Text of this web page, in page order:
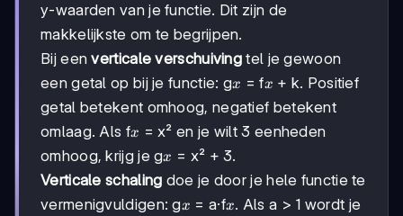
y-waarden van je functie. Dit zijn de
makkelijkste om te begrijpen.
Bij eenverticale verschuiving tel je gewoon
een getal op bij je functie: gx
x = fx
x + k. Positief
getal betekent omhoog, negatief betekent
omlaag. Als fx
x = x² en je wilt 3 eenheden
omhoog, krijg je gx
x = x² + 3.
Verticale schaling doe je door je hele functie te
vermenigvuldigen: gx
x = a·fx
x. Als a > 1 wordt je